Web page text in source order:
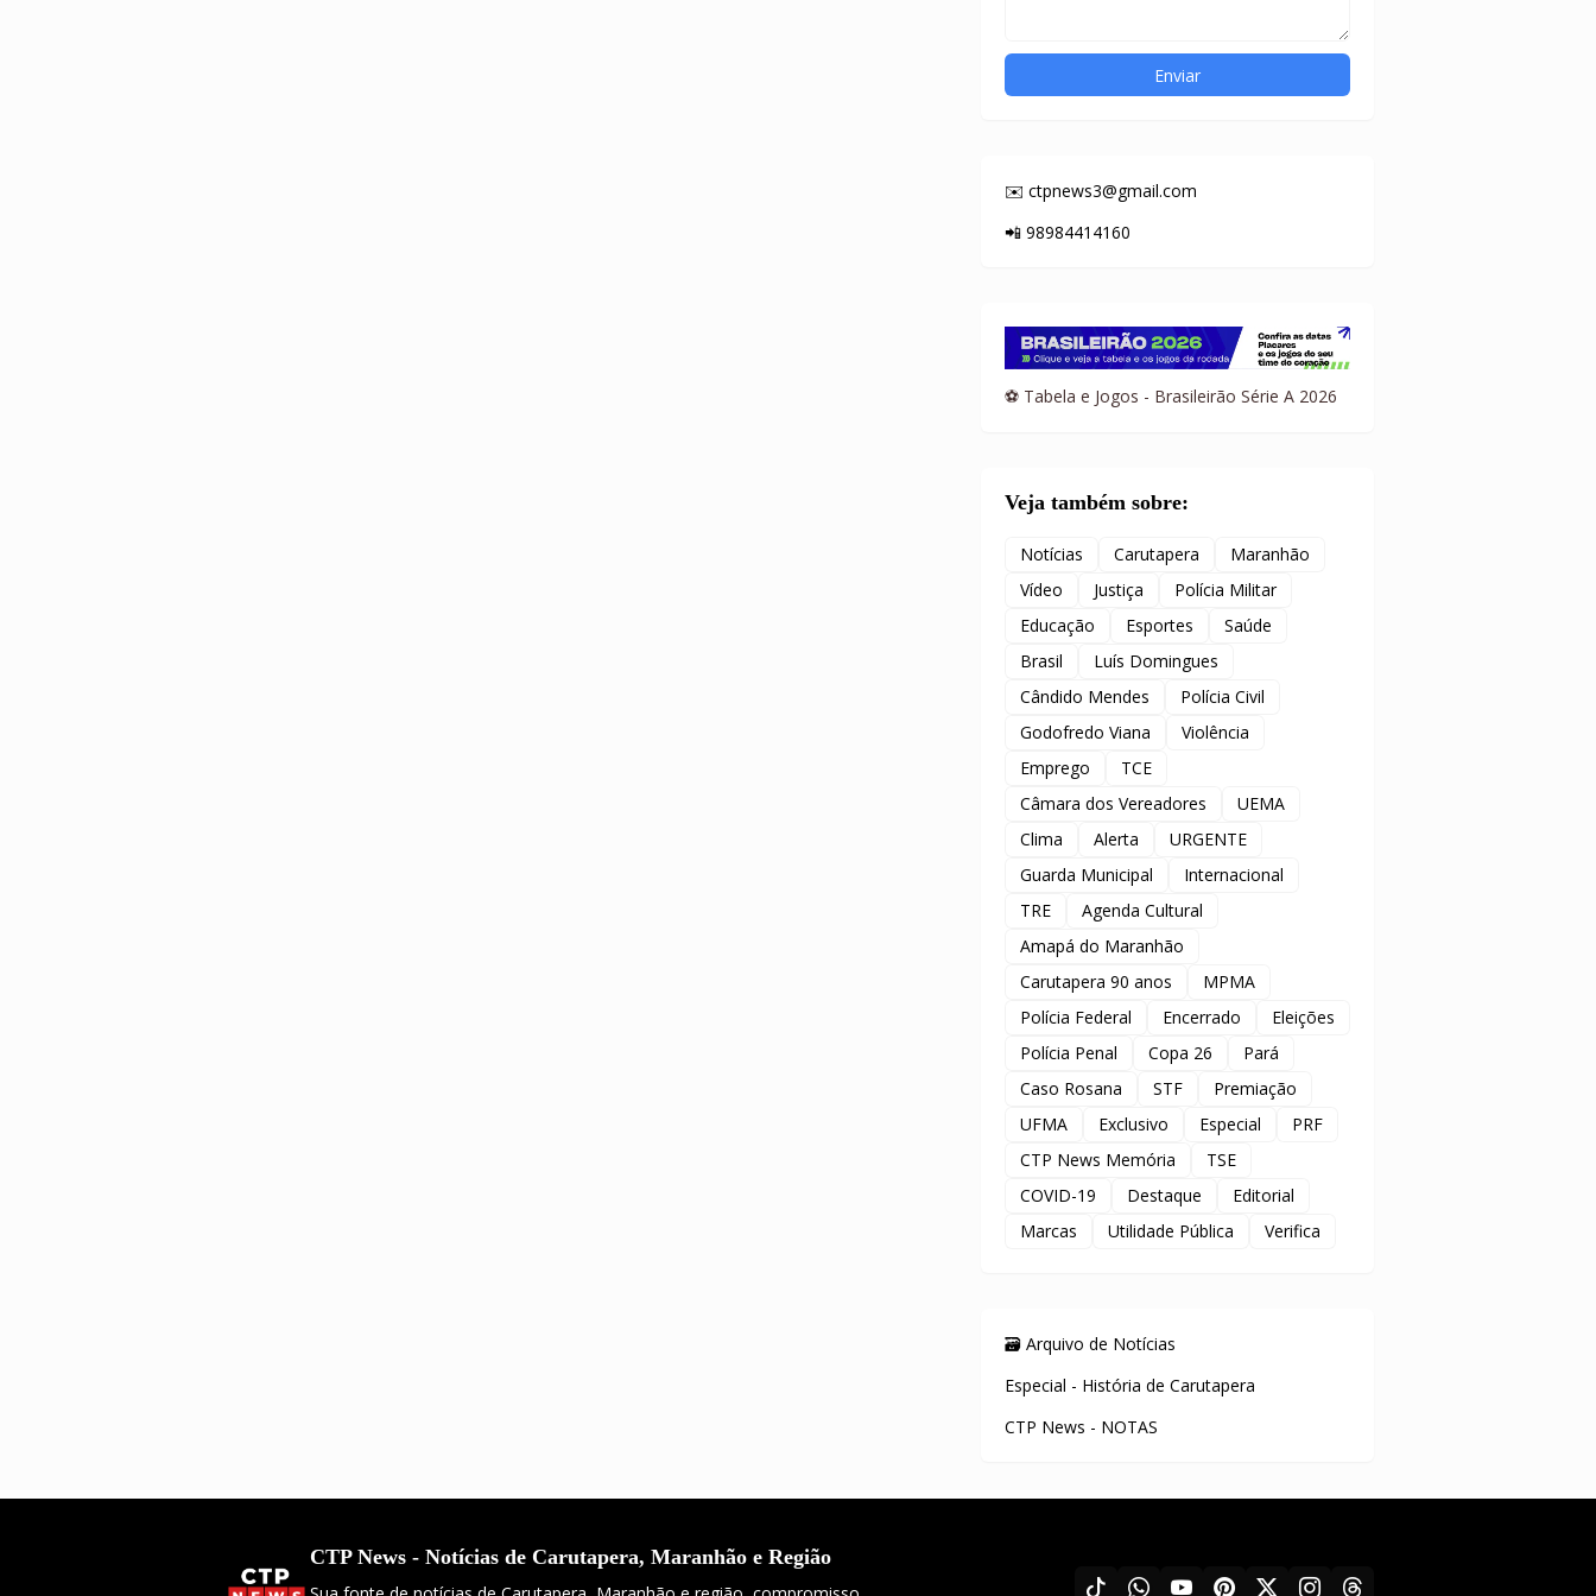
✉️ ctpnews3@gmail.com
📲 98984414160
⚽ Tabela e Jogos - Brasileirão Série A 2026
Veja também sobre:
Notícias Carutapera
Maranhão
Vídeo
Justiça
Polícia Militar
Educação
Esportes
Saúde
Brasil
Luís Domingues
Cândido Mendes
Polícia Civil
Godofredo Viana
Violência
Emprego
TCE
Câmara dos Vereadores
UEMA
Clima
Alerta
URGENTE
Guarda Municipal
Internacional
TRE
Agenda Cultural
Amapá do Maranhão
Carutapera 90 anos
MPMA
Polícia Federal
Encerrado
Eleições
Polícia Penal
Copa 26
Pará
Caso Rosana
STF
Premiação
UFMA
Exclusivo Especial
PRF
CTP News Memória
TSE
COVID-19
Destaque
Editorial
Marcas
Utilidade Pública Verifica
🗃️ Arquivo de Notícias
Especial - História de Carutapera
CTP News - NOTAS
CTP News - Notícias de Carutapera, Maranhão e Região